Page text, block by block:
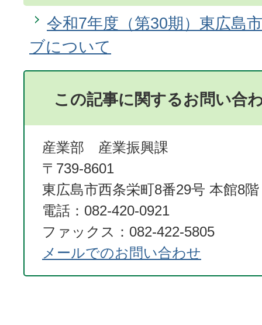
令和7年度（第30期）東広島
ブについて
この記事に関するお問い合
産業部 産業振興課
〒739-8601
東広島市西条栄町8番29号 本館8階
電話：082-420-0921
ファックス：082-422-5805
メールでのお問い合わせ